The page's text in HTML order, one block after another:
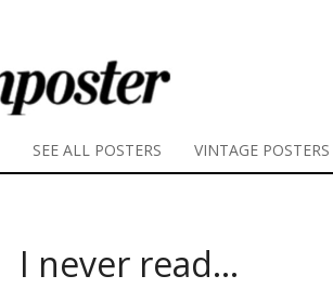
SEE ALL POSTERS VINTAGE POSTERS
I never read...